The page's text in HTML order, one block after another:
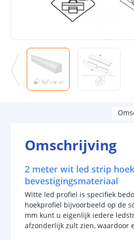
Omschrijving
2 meter wit led strip
bevestigingsmateriaal
Witte led profiel is specifiek
hoekprofiel bijvoorbeeld op de
mm kunt u eigenlijk iedere
afzonderlijk zult zien, waardoor